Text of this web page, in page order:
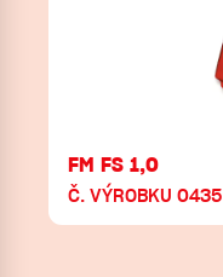
FM FS 1,0
Č. VÝROBKU 0435